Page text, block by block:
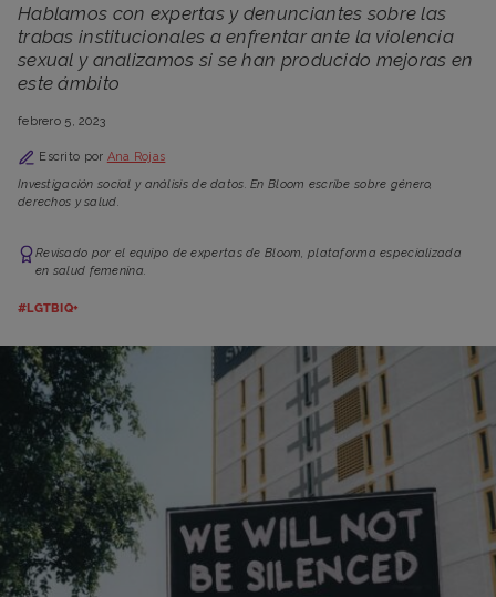
Hablamos con expertas y denunciantes sobre las
trabas institucionales a enfrentar ante la violencia
sexual y analizamos si se han producido mejoras en
este ámbito
febrero 5, 2023
Escrito por Ana Rojas
Investigación social y análisis de datos. En Bloom escribe sobre género,
derechos y salud.
Revisado por el equipo de expertas de Bloom, plataforma especializada
en salud femenina.
#LGTBIQ+